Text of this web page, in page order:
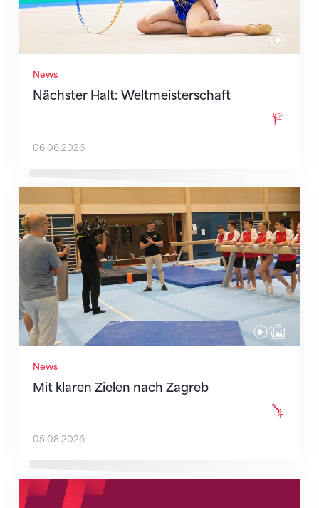
News
Nächster Halt: Weltmeisterschaft
06.08.2026
News
Mit klaren Zielen nach Zagreb
Mit klaren Zielen nach Zagreb
05.08.2026
Neue Empfangszeiten ab 1. August 2026